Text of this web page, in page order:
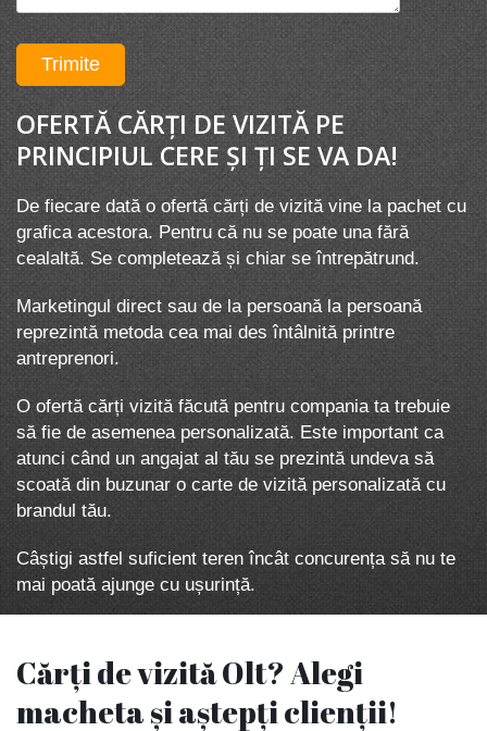
OFERTĂ CĂRȚI DE VIZITĂ PE
PRINCIPIUL CERE ȘI ȚI SE VA DA!
De fiecare dată o ofertă cărți de vizită vine la pachet cu
grafica acestora. Pentru că nu se poate una fără
cealaltă. Se completează și chiar se întrepătrund.
Marketingul direct sau de la persoană la persoană
reprezintă metoda cea mai des întâlnită printre
antreprenori.
O ofertă cărți vizită făcută pentru compania ta trebuie
să fie de asemenea personalizată. Este important ca
atunci când un angajat al tău se prezintă undeva să
scoată din buzunar o carte de vizită personalizată cu
brandul tău.
Câștigi astfel suficient teren încât concurența să nu te
mai poată ajunge cu ușurință.
Cărți de vizită Olt? Alegi
macheta și aștepți clienții!